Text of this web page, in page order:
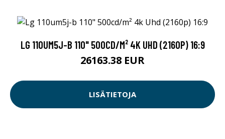
LG 110UM5J-B 110" 500CD/M² 4K UHD (2160P) 16:9
26163.38 EUR
LISÄTIETOJA